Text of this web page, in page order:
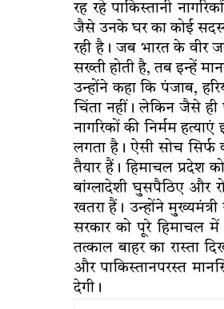
रह रहे पाकिस्तानी
जैसे उनके घर का कोई सदस्य
रही है। जब भारत के वीर
सख्ती होती है, तब इन्हें
उन्होंने कहा कि पंजाब,
चिंता नहीं। लेकिन जैसे ही
नागरिकों की निर्मम
लगता है। ऐसी सोच सिर्फ
तैयार हैं। हिमाचल प्रदेश
बांग्लादेशी घुसपैठिए और
खतरा हैं। उन्होंने
सरकार को पूरे हिमाचल
तत्काल बाहर का रास्ता
और पाकिस्तानपरस्त
देगी।